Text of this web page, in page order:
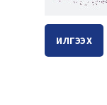
ИЛГЭЭХ